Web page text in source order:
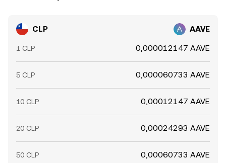
CLP AAVE
1 CLP 0,000012147 AAVE
5 CLP 0,000060733 AAVE
10 CLP 0,00012147 AAVE
20 CLP 0,00024293 AAVE
50 CLP 0,00060733 AAVE